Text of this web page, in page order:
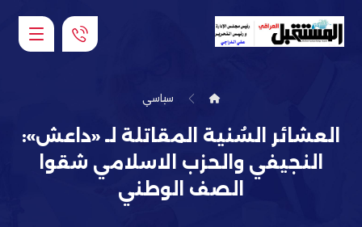
سياسي
العشائر السُنية المقاتلة لـ «داعش»:
النجيفي والحزب الاسلامي شقوا
الصف الوطني